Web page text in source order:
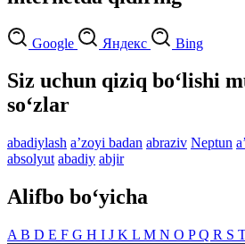
Google Яндекс Bing
Siz uchun qiziq bo‘lishi
so‘zlar
abadiylash aʼzoyi badan abraziv Neptun
absolyut abadiy abjir
Alifbo bo‘yicha
A B D E F G H I J K L M N O PQ R S